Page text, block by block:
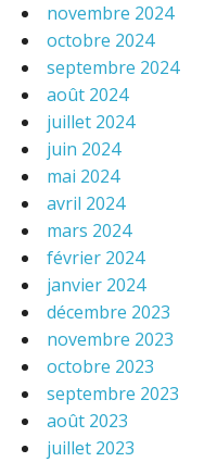
novembre 2024
octobre 2024
septembre 2024
août 2024
juillet 2024
juin 2024
mai 2024
avril 2024
mars 2024
février 2024
janvier 2024
décembre 2023
novembre 2023
octobre 2023
septembre 2023
août 2023
juillet 2023